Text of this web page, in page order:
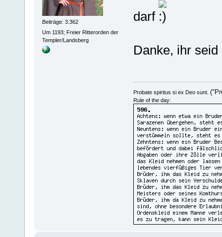
Beiträge: 3.362
Um 1193; Freier Ritterorden der
Templer/Landsberg
darf
Danke, ihr
Probate spiritus si ex Deo sunt.
Rule of the day: